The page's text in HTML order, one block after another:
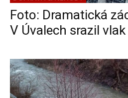
Foto: Dramatická
V Úvalech srazil